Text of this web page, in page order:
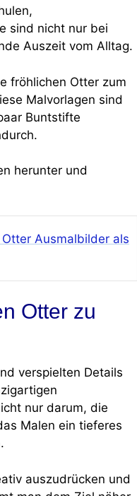
sind nicht nur bei
Auszeit vom Alltag.
fröhlichen Otter zum
Malvorlagen sind
Buntstifte
herunter und
Ausmalbilder als
Otter zu
verspielten Details
nur darum, die
Malen ein tieferes
auszudrücken und